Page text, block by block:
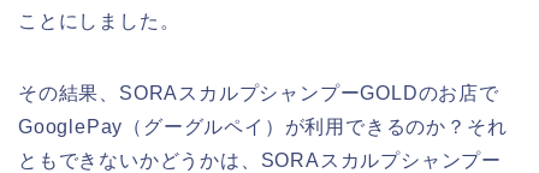
ことにしました。
その結果、SORAスカルプシャンプーGOLDのお店で
GooglePay（グーグルペイ）が利用できるのか？それ
ともできないかどうかは、SORAスカルプシャンプー